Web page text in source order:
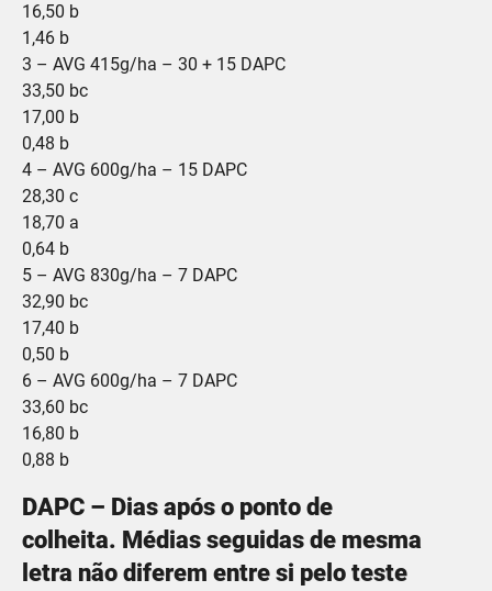
16,50 b
1,46 b
3 – AVG 415g/ha – 30 + 15 DAPC
33,50 bc
17,00 b
0,48 b
4 – AVG 600g/ha – 15 DAPC
28,30 c
18,70 a
0,64 b
5 – AVG 830g/ha – 7 DAPC
32,90 bc
17,40 b
0,50 b
6 – AVG 600g/ha – 7 DAPC
33,60 bc
16,80 b
0,88 b
DAPC – Dias após o ponto de
colheita. Médias seguidas de mesma
letra não diferem entre si pelo teste